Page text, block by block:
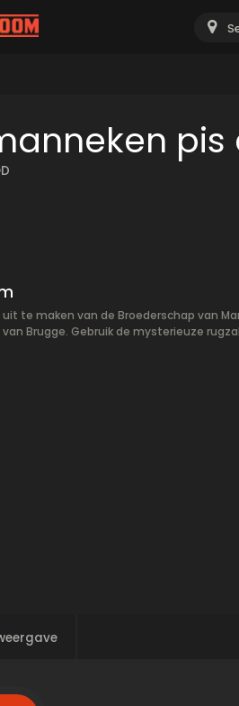
te maken van de Broederschap van
Brugge. Gebruik de mysterieuze